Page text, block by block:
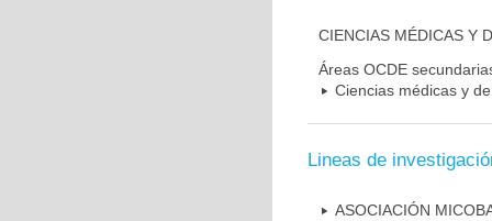
CIENCIAS MÉDICAS Y
Áreas OCDE
Ciencias médicas y
Lineas de
ASOCIACIÓN